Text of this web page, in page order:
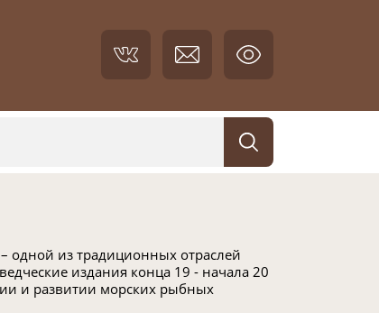
из традиционных отраслей
издания конца 19 - начала 20
и развитии морских рыбных